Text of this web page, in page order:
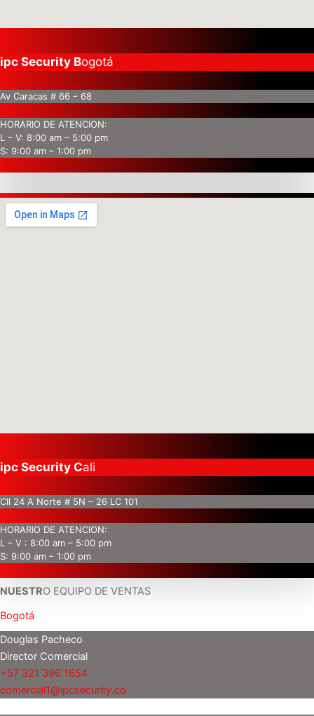
ipc Security Bogotá
Av Caracas # 66 – 68
HORARIO DE ATENCION:
L – V: 8:00 am – 5:00 pm
S: 9:00 am – 1:00 pm
ipc Security Cali
Cll 24 A Norte # 5N – 26 LC 101
HORARIO DE ATENCION:
L – V : 8:00 am – 5:00 pm
S: 9:00 am – 1:00 pm
NUESTRO EQUIPO DE VENTAS
Bogotá
Douglas Pacheco
Director Comercial
+57 321 396 1654
comercial1@ipcsecurity.co